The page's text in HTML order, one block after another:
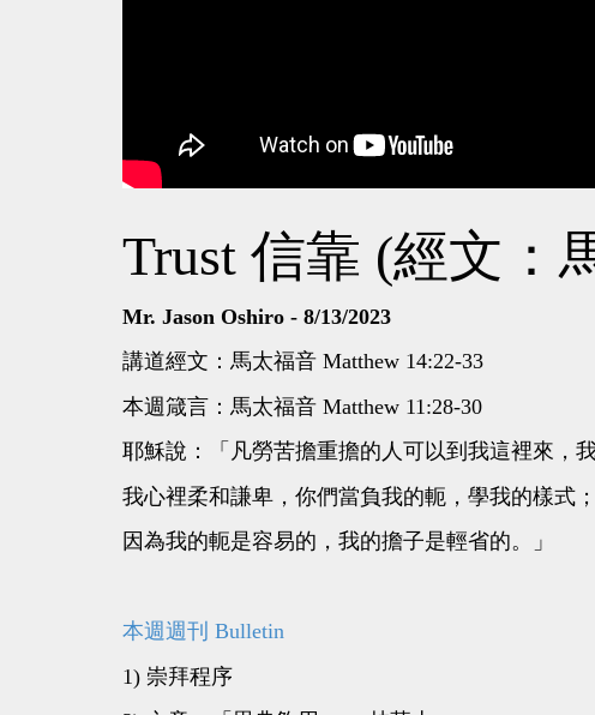
Trust 信靠 (經文：
Mr. Jason Oshiro - 8/13/2023
講道經文：馬太福音 Matthew 14:22-33
本週箴言：馬太福音 Matthew 11:28-30
耶穌說：「凡勞苦擔重擔的人可以到我這裡來，
我心裡柔和謙卑，你們當負我的軛，學我的樣式
因為我的軛是容易的，我的擔子是輕省的。」
本週週刊 Bulletin
1) 崇拜程序